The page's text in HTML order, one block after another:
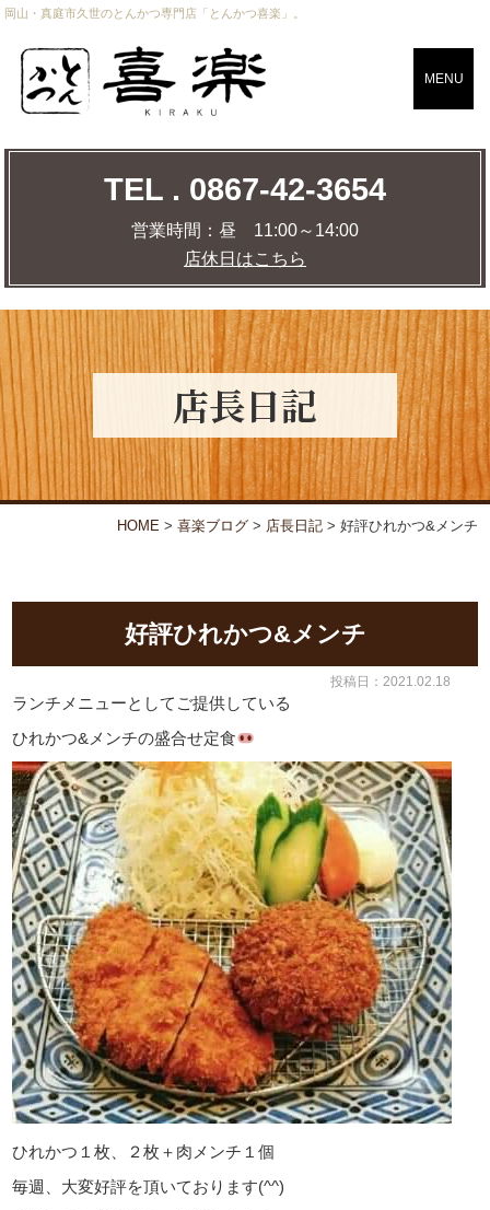
CLOSE
TEL . 0867-42-3654
営業時間：昼 11:00～14:00
店休日はこちら
MAP
店舗までの道のりを調べる
トップページ おしながき
お弁当・オードブル 喜楽について
店舗情報 喜楽ブログ
岡山・真庭市久世のとんかつ専門店「とんかつ喜楽」。
MENU
TEL . 0867-42-3654
営業時間： 昼 11:00～14:00
店休日はこちら
店⾧日記
HOME> 喜楽ブログ> 店⾧日記> 好評ひれかつ&メンチ
好評ひれかつ&メンチ
投稿日：2021.02.18
ランチメニューとしてご提供している
ひれかつ&メンチの盛合せ定食
ひれかつ１枚、２枚＋肉メンチ１個
毎週、大変好評を頂いております(^^)